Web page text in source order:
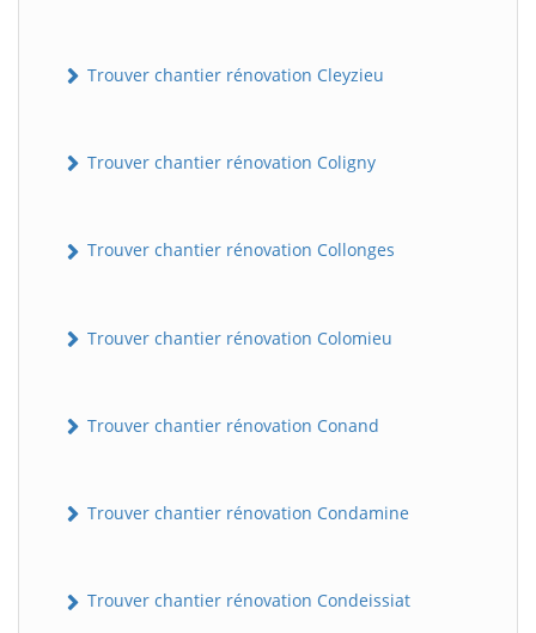
Trouver chantier rénovation Cleyzieu
Trouver chantier rénovation Coligny
Trouver chantier rénovation Collonges
Trouver chantier rénovation Colomieu
Trouver chantier rénovation Conand
Trouver chantier rénovation Condamine
Trouver chantier rénovation Condeissiat